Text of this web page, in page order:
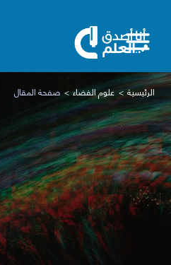
الرئيسية علوم الفضاء صفحة المقال